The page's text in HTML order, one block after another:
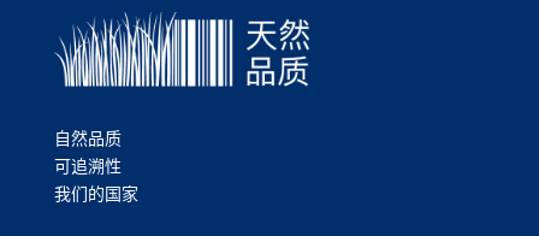
自然品质
可追溯性
我们的国家